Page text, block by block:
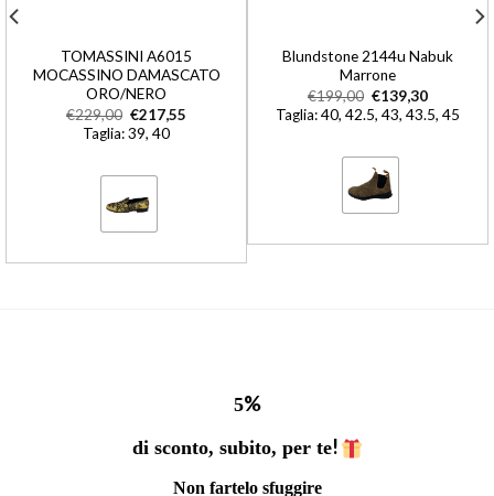
TOMASSINI A6015
MOCASSINO DAMASCATO
ORO/NERO
€229,00 €217,55
Taglia: 39, 40
Blundstone 2144u Nabuk
Marrone
€199,00 €139,30
Taglia: 40, 42.5, 43, 43.5, 45
5%
di sconto, subito, per te!
Non fartelo sfuggire